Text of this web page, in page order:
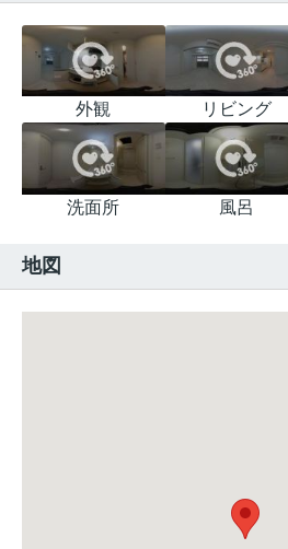
外観 リビング
洗面所 風呂
地図